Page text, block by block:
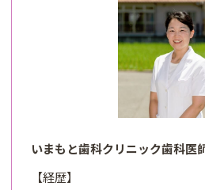
いまもと歯科クリニック歯科医
【経歴】